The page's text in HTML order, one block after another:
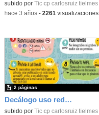
subido por Tic cp carlosruiz tielmes
-hace 3 años- 2261 visualizaciones
Decálogo uso redes sociales (Tielmes)
subido por Tic cp carlosruiz tielmes
2 páginas